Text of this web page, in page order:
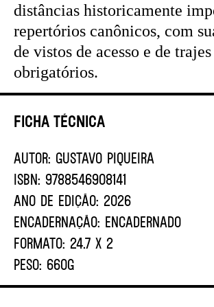
Ficha Técnica
AUTOR: GUSTAVO PIQUEIRA
ISBN: 9788546908141
ANO DE EDIÇÃO: 2026
ENCADERNAÇÃO: ENCADERNADO
FORMATO: 24.7 X 2
PESO: 660G
distâncias historicamente
repertórios canônicos, com
de vistos de acesso e de trajes
obrigatórios.